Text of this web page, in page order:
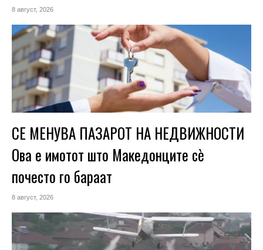
8 август, 2026
СЕ МЕНУВА ПАЗАРОТ НА НЕДВИЖНОСТИ
Ова е имотот што Македонците сè
почесто го бараат
8 август, 2026